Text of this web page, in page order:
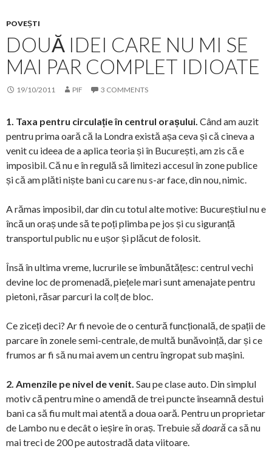
POVEȘTI
DOUĂ IDEI CARE NU MI SE
MAI PAR COMPLET IDIOATE
19/10/2011 PIF 3 COMMENTS
1. Taxa pentru circulație în centrul orașului. Când am auzit
pentru prima oară că la Londra există așa ceva și că cineva a
venit cu ideea de a aplica teoria și în București, am zis că e
imposibil. Că nu e în regulă să limitezi accesul în zone publice
și că am plăti niște bani cu care nu s-ar face, din nou, nimic.
A rămas imposibil, dar din cu totul alte motive: Bucureștiul nu e
încă un oraș unde să te poți plimba pe jos și cu siguranță
transportul public nu e ușor și plăcut de folosit.
Însă în ultima vreme, lucrurile se îmbunătățesc: centrul vechi
devine loc de promenadă, piețele mari sunt amenajate pentru
pietoni, răsar parcuri la colț de bloc.
Ce ziceți deci? Ar fi nevoie de o centură funcțională, de spații de
parcare în zonele semi-centrale, de multă bunăvoință, dar și ce
frumos ar fi să nu mai avem un centru îngropat sub mașini.
2. Amenzile pe nivel de venit. Sau pe clase auto. Din simplul
motiv că pentru mine o amendă de trei puncte înseamnă destui
bani ca să fiu mult mai atentă a doua oară. Pentru un proprietar
de Lambo nu e decât o ieșire în oraș. Trebuiesă doară ca să nu
mai treci de 200 pe autostradă data viitoare.